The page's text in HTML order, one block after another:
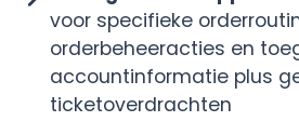
voor specifieke
orderbeheeracties en
accountinformatie plus
ticketoverdrachten